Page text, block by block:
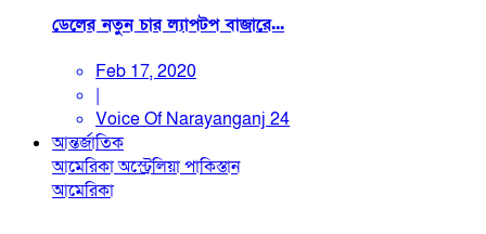
ডেলের নতুন চার ল্যাপটপ বাজারে...
Feb 17, 2020
|
Voice Of Narayanganj 24
আন্তর্জাতিক
আমেরিকাঅস্ট্রেলিয়াপাকিস্তান
আমেরিকা